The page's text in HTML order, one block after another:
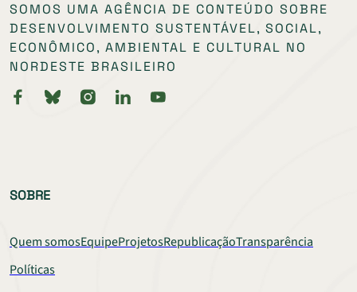
SOMOS UMA AGÊNCIA DE CONTEÚDO SOBRE
DESENVOLVIMENTO SUSTENTÁVEL, SOCIAL,
ECONÔMICO, AMBIENTAL E CULTURAL NO
NORDESTE BRASILEIRO
SOBRE
Quem somosEquipeProjetosRepublicaçãoTransparência
Políticas